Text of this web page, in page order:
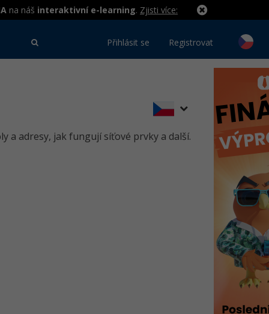
na náš interaktivní e-learning. Zjisti více:
Přihlásit se Registrovat
a adresy, jak fungují síťové prvky a další.